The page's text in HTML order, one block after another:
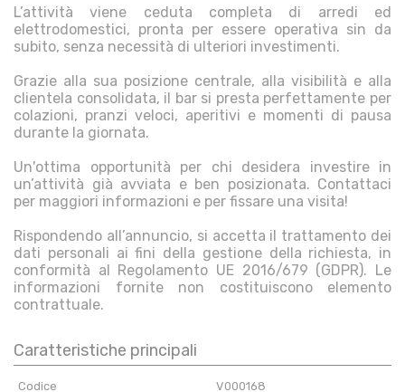
L’attività viene ceduta completa di arredi ed
elettrodomestici, pronta per essere operativa sin da
subito, senza necessità di ulteriori investimenti.
Grazie alla sua posizione centrale, alla visibilità e alla
clientela consolidata, il bar si presta perfettamente per
colazioni, pranzi veloci, aperitivi e momenti di pausa
durante la giornata.
Un'ottima opportunità per chi desidera investire in
un’attività già avviata e ben posizionata. Contattaci
per maggiori informazioni e per fissare una visita!
Rispondendo all’annuncio, si accetta il trattamento dei
dati personali ai fini della gestione della richiesta, in
conformità al Regolamento UE 2016/679 (GDPR). Le
informazioni fornite non costituiscono elemento
contrattuale.
Caratteristiche principali
Codice
V000168